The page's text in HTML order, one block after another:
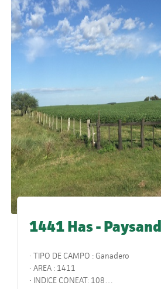
1441 Has -
• TIPO DE CAMPO : Ganadero
• AREA : 1411
• INDICE CONEAT: 108